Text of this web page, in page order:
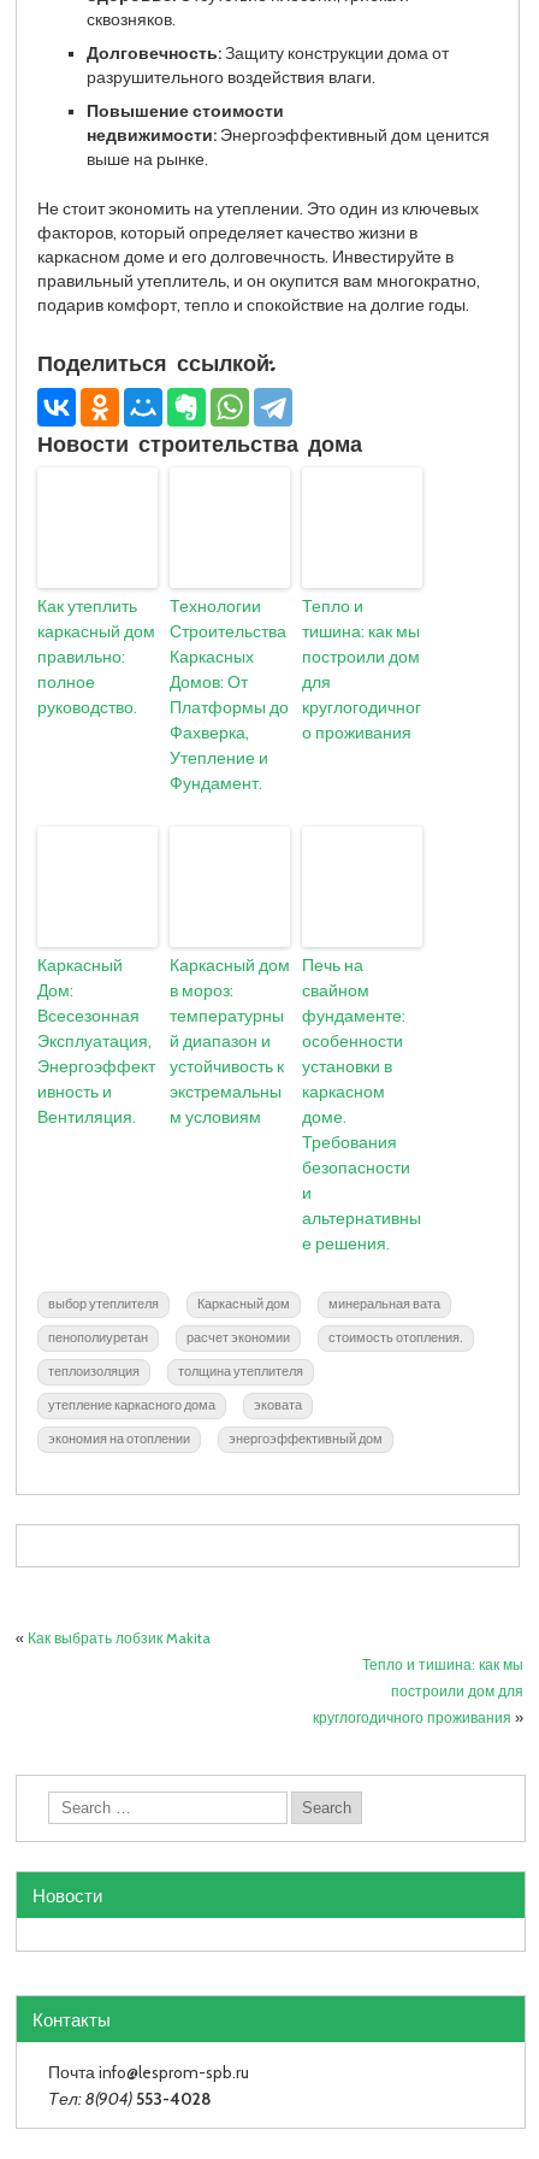
сквозняков.
Долговечность:Защиту конструкции дома от
разрушительного воздействия влаги.
Повышение стоимости
недвижимости:Энергоэффективный дом ценится
выше на рынке.
Не стоит экономить на утеплении. Это один из ключевых
факторов, который определяет качество жизни в
каркасном доме и его долговечность. Инвестируйте в
правильный утеплитель, и он окупится вам многократно,
подарив комфорт, тепло и спокойствие на долгие годы.
Поделиться ссылкой:
Новости строительства дома
Как утеплить
каркасный дом
правильно:
полное
руководство.
Технологии
Строительства
Каркасных
Домов: От
Платформы до
Фахверка,
Утепление и
Фундамент.
Тепло и
тишина: как мы
построили дом
для
круглогодичног
о проживания
Каркасный
Дом:
Всесезонная
Эксплуатация,
Энергоэффект
ивность и
Вентиляция.
Каркасный дом
в мороз:
температурны
й диапазон и
устойчивость к
экстремальны
м условиям
Печь на
свайном
фундаменте:
особенности
установки в
каркасном
доме.
Требования
безопасности
и
альтернативны
е решения.
выбор утеплителя Каркасный дом минеральная вата
пенополиуретан расчет экономии стоимость отопления.
теплоизоляция толщина утеплителя
утепление каркасного дома эковата
экономия на отоплении энергоэффективный дом
« Как выбрать лобзик Makita
Тепло и тишина: как мы
построили дом для
круглогодичного проживания »
Новости
Контакты
Почта info@lesprom-spb.ru
Тел: 8(904) 553-4028